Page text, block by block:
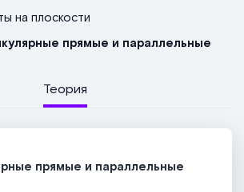
на плоскости
прямые и параллельные
Теория
прямые и параллельные